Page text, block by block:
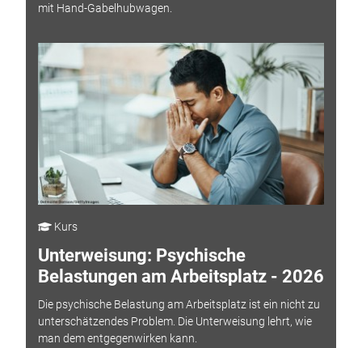
mit Hand-Gabelhubwagen.
Kurs
Unterweisung: Psychische
Belastungen am Arbeitsplatz - 2026
Die psychische Belastung am Arbeitsplatz ist ein nicht zu
unterschätzendes Problem. Die Unterweisung lehrt, wie
man dem entgegenwirken kann.